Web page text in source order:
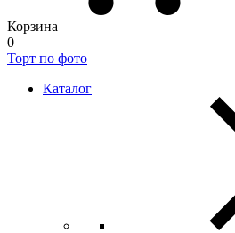
Корзина
0
Торт по фото
Каталог